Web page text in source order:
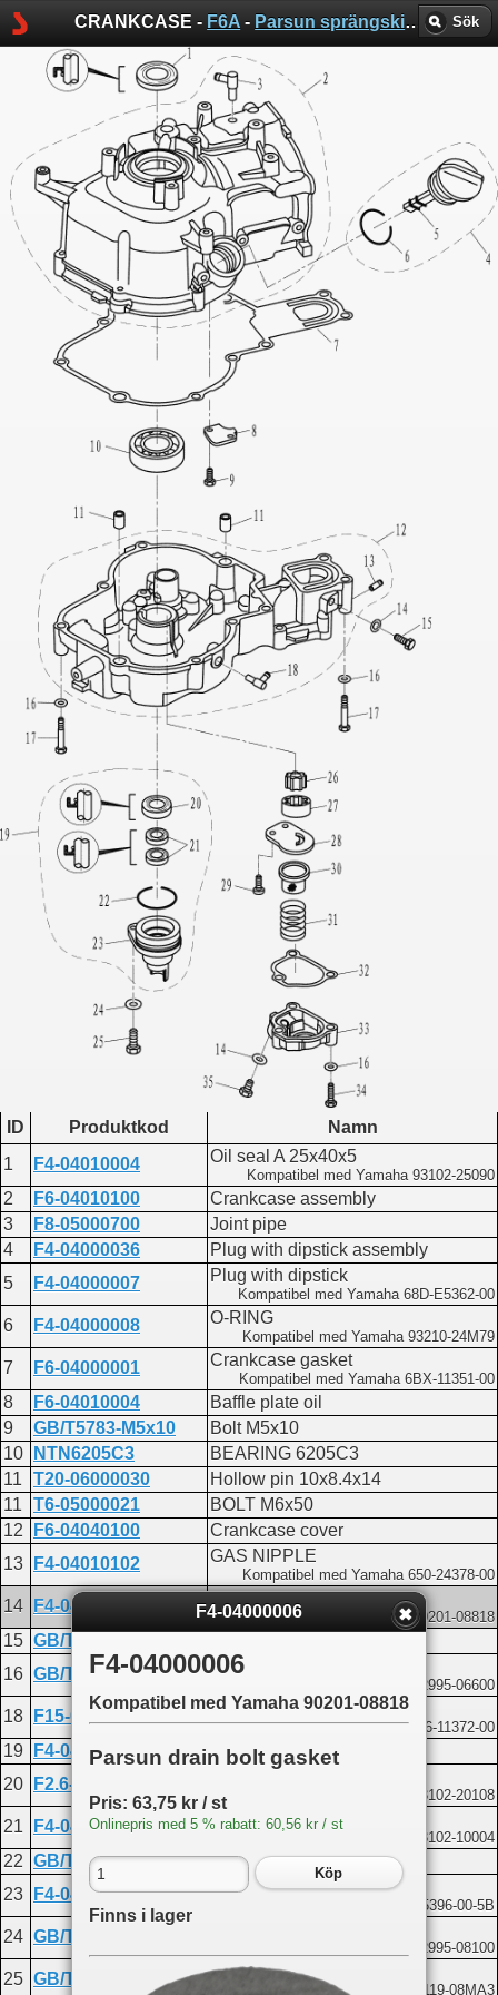
CRANKCASE - F6A - Parsun sprängskisser Sök
ID Produktkod
Namn
1
F4-04010004 Oil seal A 25x40x5
Kompatibel med Yamaha 93102-25090
2 F6-04010100
Crankcase assembly
3
F8-05000700
Joint pipe
4
F4-04000036
Plug with dipstick assembly
5
F4-04000007 Plug with dipstick
Kompatibel med Yamaha 68D-E5362-00
6 F4-04000008 O-RING
Kompatibel med Yamaha 93210-24M79
7 F6-04000001 Crankcase gasket
Kompatibel med Yamaha 6BX-11351-00
8 F6-04010004
Baffle plate oil
9
GB/T5783-M5x10
Bolt M5x10
10
NTN6205C3
BEARING 6205C3
11
T20-06000030
Hollow pin 10x8.4x14
11
T6-05000021
BOLT M6x50
12
F6-04040100
Crankcase cover
13
F4-04010102 GAS NIPPLE
Kompatibel med Yamaha 650-24378-00
14 F4-04000006 Drain bolt gasket
Kompatibel med Yamaha 90201-08818
15 GB/T5783-M8x14
16 GB/T97.1-6 Washer 6
Kompatibel med Yamaha 92995-06600
18 F15-04000005 Joint pipe
Kompatibel med Yamaha 676-11372-00
19 F4-04060000
Oil seal casing assembly
20
F2.6-04010001
Kompatibel med Yamaha 93102-20108
21 F4-04060004 Oil seal 10.8x21x7
Kompatibel med Yamaha 93102-10004
22 GB/T3452.1-32.5x1.8 O-ring 32.5x1.8
23
F4-04060001 Oil seal casing
Kompatibel med Yamaha 68D-E5396-00-5B
24 GB/T97.1-8
Kompatibel med Yamaha 92995-08100
25 GB/T5783-M8x20 Bolt M8x20
Kompatibel med Yamaha 90119-08MA3
F4-04000006
F4-04000006
Kompatibel med Yamaha 90201-08818
Parsun drain bolt gasket
Pris: 63,75 kr / st
Onlinepris med 5 % rabatt: 60,56 kr / st
Köp
Finns i lager